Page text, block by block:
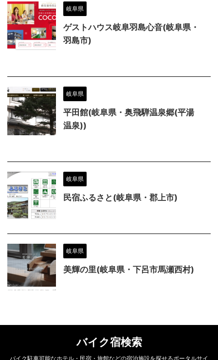
岐阜県
ゲストハウス岐阜羽島心音(岐阜県・
羽島市)
岐阜県
平田館(岐阜県・奥飛騨温泉郷(平湯
温泉))
岐阜県
民宿ふるさと(岐阜県・郡上市)
岐阜県
美輝の里(岐阜県・下呂市馬瀬西村)
バイク宿検索
バイク駐車可能なホテル・民宿・旅館などの宿泊施設を探せるポータルサイ